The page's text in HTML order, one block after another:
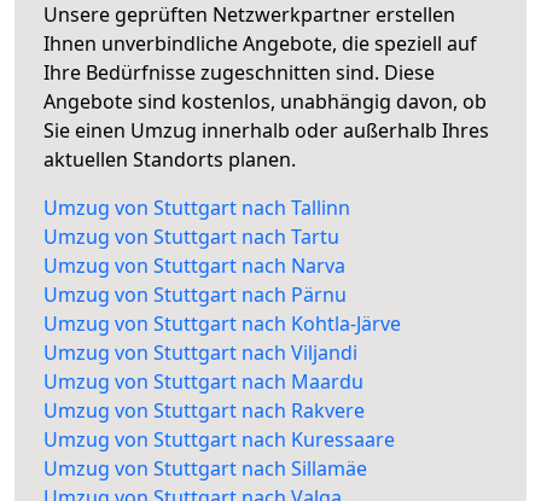
Unsere geprüften Netzwerkpartner erstellen
Ihnen unverbindliche Angebote, die speziell auf
Ihre Bedürfnisse zugeschnitten sind. Diese
Angebote sind kostenlos, unabhängig davon, ob
Sie einen Umzug innerhalb oder außerhalb Ihres
aktuellen Standorts planen.
Umzug von Stuttgart nach Tallinn
Umzug von Stuttgart nach Tartu
Umzug von Stuttgart nach Narva
Umzug von Stuttgart nach Pärnu
Umzug von Stuttgart nach Kohtla-Järve
Umzug von Stuttgart nach Viljandi
Umzug von Stuttgart nach Maardu
Umzug von Stuttgart nach Rakvere
Umzug von Stuttgart nach Kuressaare
Umzug von Stuttgart nach Sillamäe